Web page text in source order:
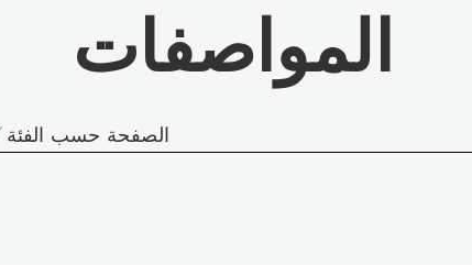
المواصفات
الصفحة حسب الفئة